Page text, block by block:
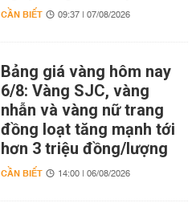
CẦN BIẾT 09:37 | 07/08/2026
Bảng giá vàng hôm nay
6/8: Vàng SJC, vàng
nhẫn và vàng nữ trang
đồng loạt tăng mạnh tới
hơn 3 triệu đồng/lượng
CẦN BIẾT 14:00 | 06/08/2026